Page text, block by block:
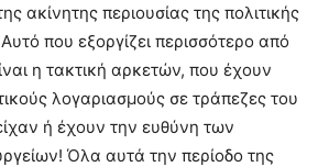
ακίνητης περιουσίας της πολιτικής
που εξοργίζει περισσότερο από
η τακτική αρκετών, που έχουν
λογαριασμούς σε τράπεζες του
ή έχουν την ευθύνη των
Όλα αυτά την περίοδο της